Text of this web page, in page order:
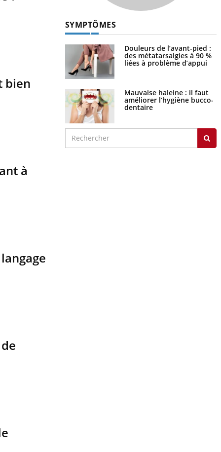
bien
à
pression artérielle chute
au lever
Drépanocytose : une
graves
Maladie de Charcot
amyotrophique)